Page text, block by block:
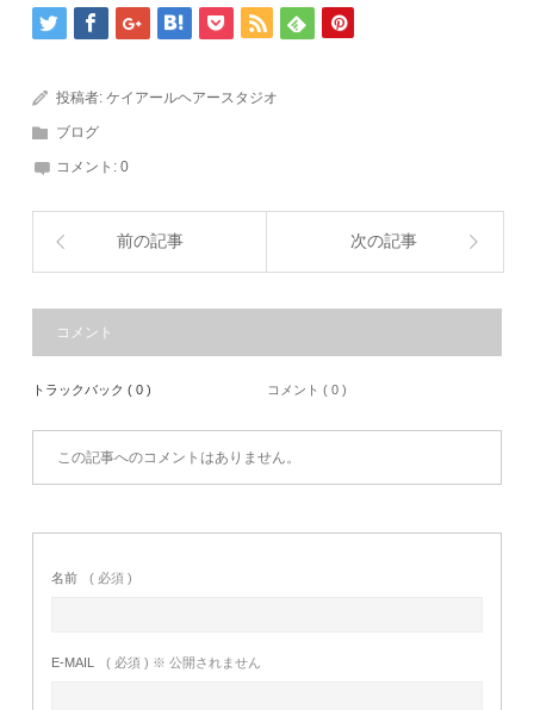
投稿者:ケイアールヘアースタジオ
ブログ
コメント:0
前の記事 次の記事
コメント
トラックバック ( 0 ) コメント ( 0 )
この記事へのコメントはありません。
名前 ( 必須 )
E-MAIL ( 必須 ) ※ 公開されません